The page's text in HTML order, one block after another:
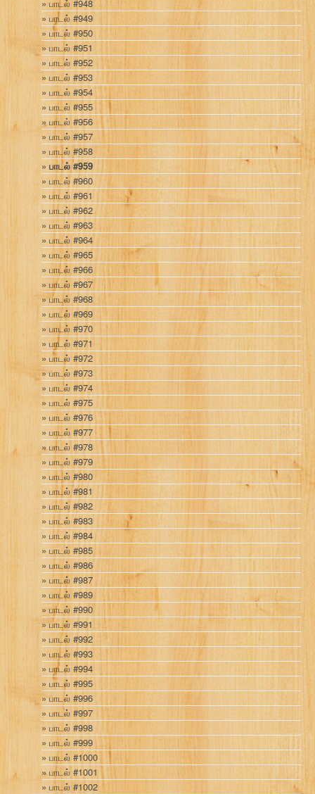
பாடல் #948
பாடல் #949
பாடல் #950
பாடல் #951
பாடல் #952
பாடல் #953
பாடல் #954
பாடல் #955
பாடல் #956
பாடல் #957
பாடல் #958
பாடல் #959
பாடல் #960
பாடல் #961
பாடல் #962
பாடல் #963
பாடல் #964
பாடல் #965
பாடல் #966
பாடல் #967
பாடல் #968
பாடல் #969
பாடல் #970
பாடல் #971
பாடல் #972
பாடல் #973
பாடல் #974
பாடல் #975
பாடல் #976
பாடல் #977
பாடல் #978
பாடல் #979
பாடல் #980
பாடல் #981
பாடல் #982
பாடல் #983
பாடல் #984
பாடல் #985
பாடல் #986
பாடல் #987
பாடல் #989
பாடல் #990
பாடல் #991
பாடல் #992
பாடல் #993
பாடல் #994
பாடல் #995
பாடல் #996
பாடல் #997
பாடல் #998
பாடல் #999
பாடல் #1000
பாடல் #1001
பாடல் #1002